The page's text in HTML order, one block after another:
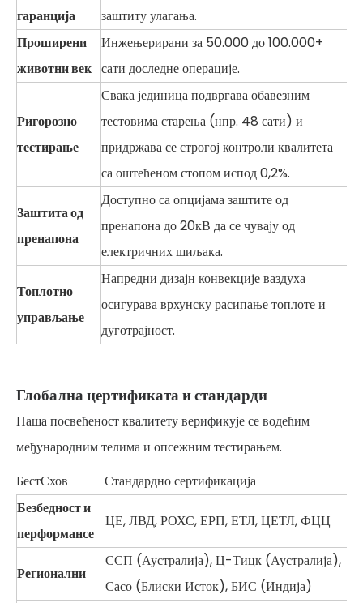
гаранција
заштиту улагања.
Проширени
животни век
Инжењерирани за 50.000 до 100.000+
сати доследне операције.
Ригорозно
тестирање
Свака јединица подвргава обавезним
тестовима старења (нпр. 48 сати) и
придржава се строгој контроли квалитета
са оштећеном стопом испод 0,2%.
Заштита од
пренапона
Доступно са опцијама заштите од
пренапона до 20кВ да се чувају од
електричних шиљака.
Топлотно
управљање
Напредни дизајн конвекције ваздуха
осигурава врхунску расипање топлоте и
дуготрајност.
Глобална цертификата и стандарди
Наша посвећеност квалитету верификује се водећим
међународним телима и опсежним тестирањем.
БестСхов
Стандардно сертификација
Безбедност и
перформансе
ЦЕ, ЛВД, РОХС, ЕРП, ЕТЛ, ЦЕТЛ, ФЦЦ
Регионални
ССП (Аустралија), Ц-Тицк (Аустралија),
Сасо (Блиски Исток), БИС (Индија)